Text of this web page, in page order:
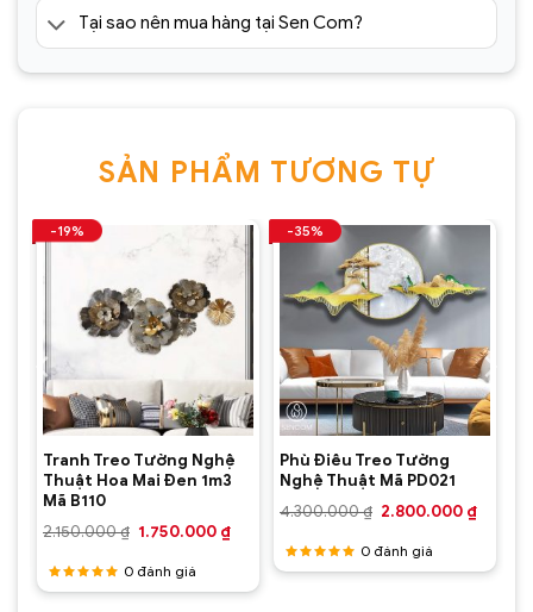
Tại sao nên mua hàng tại Sen Com?
SẢN PHẨM TƯƠNG TỰ
-19%
Tranh Treo Tường Nghệ
Thuật Hoa Mai Đen 1m3
Mã B110
2.150.000₫ Giá
2.150.000 ₫.
1.750.000 ₫Giá
1.750.000 ₫.
Được
0 đánh giá
-35%
Phù Điêu Treo Tường
Nghệ Thuật Mã PD021
4.300.000₫ Giá
4.300.000 ₫.
2.800.000 ₫Giá
Được
0 đánh giá
₫.